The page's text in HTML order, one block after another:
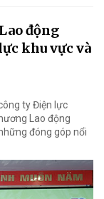
động
khu vực và
ty Điện lực
Lao động
đóng góp nổi